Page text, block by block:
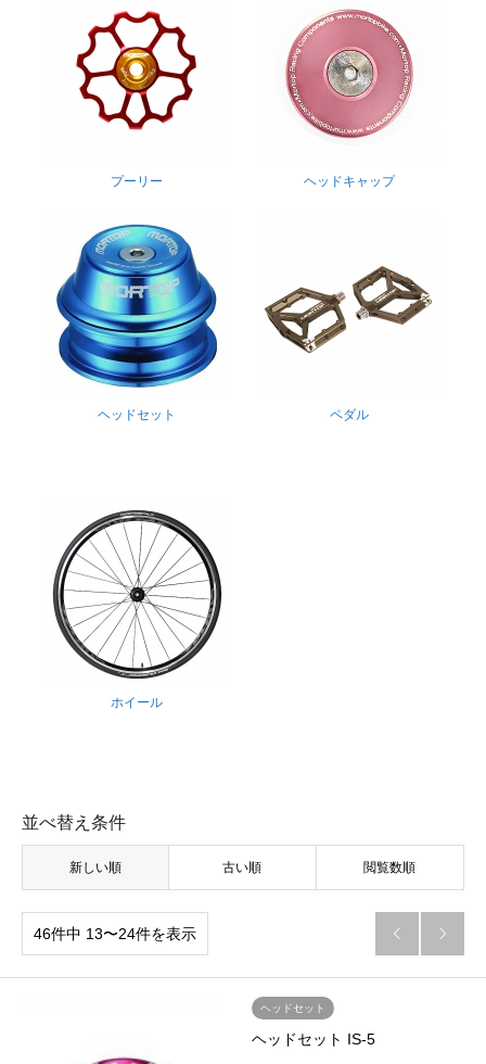
プーリー ヘッドキャップ
ヘッドセット ペダル
ホイール
並べ替え条件
新しい順 古い順 閲覧数順
46件中 13〜24件を表示  
ヘッドセット
ヘッドセット IS-5